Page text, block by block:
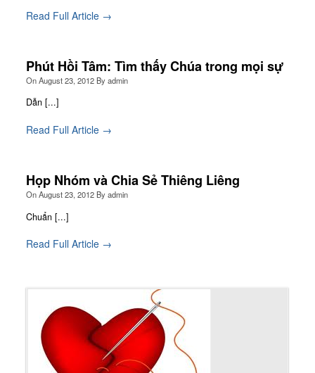
Read Full Article →
Phút Hồi Tâm: Tìm thấy Chúa trong mọi sự
OnAugust 23, 2012Byadmin
Dẫn [...]
Read Full Article →
Họp Nhóm và Chia Sẻ Thiêng Liêng
OnAugust 23, 2012Byadmin
Chuẩn [...]
Read Full Article →